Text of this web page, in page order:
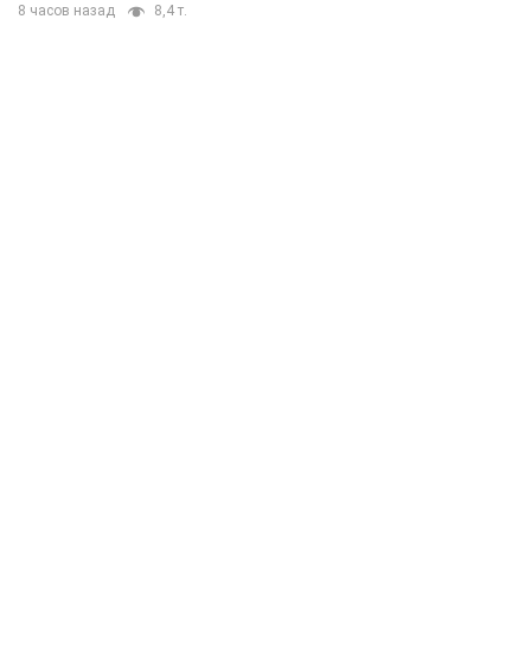
8 часов назад 8,4 т.